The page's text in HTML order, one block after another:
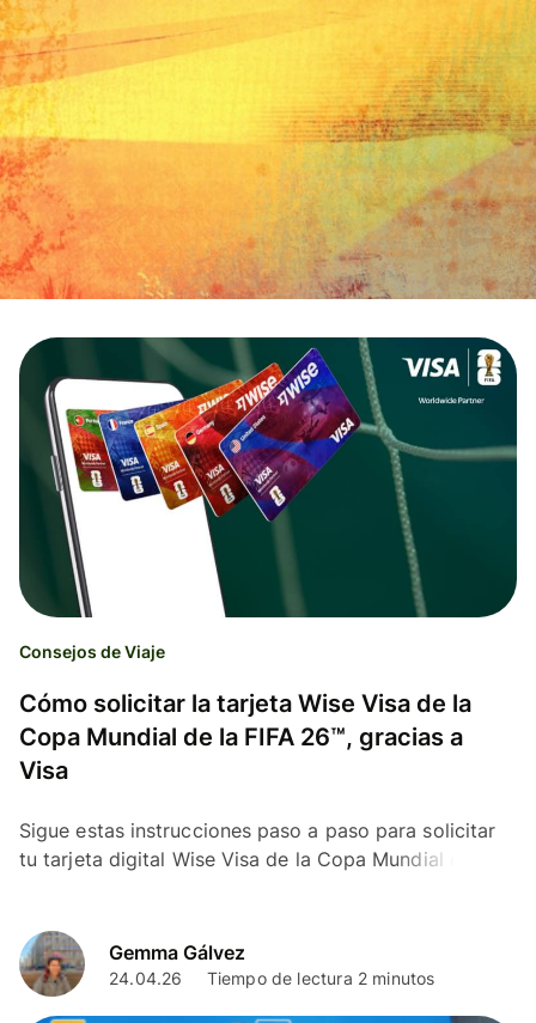
Consejos de Viaje
Cómo solicitar la tarjeta Wise Visa de la
Copa Mundial de la FIFA 26™, gracias a
Visa
Sigue estas instrucciones paso a paso para solicitar
tu tarjeta digital Wise Visa de la Copa Mundial de la
Gemma Gálvez
24.04.26 Tiempo de lectura 2 minutos